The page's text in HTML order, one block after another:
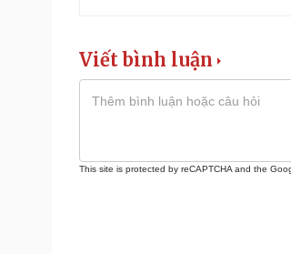
Viết bình luận
This site is protected by reCAPTCHA and the